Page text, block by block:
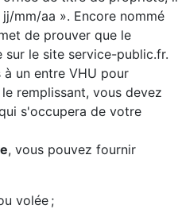
mm/aa ». Encore nommé
de prouver que le
le site service-public.fr.
un entre VHU pour
remplissant, vous devez
s'occupera de votre
, vous pouvez fournir
volée ;